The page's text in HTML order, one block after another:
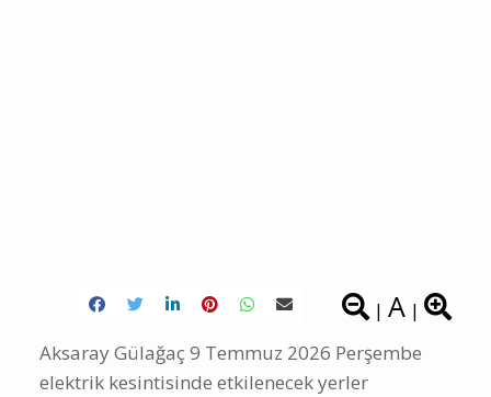
| A |
Aksaray Gülağaç 9 Temmuz 2026 Perşembe
elektrik kesintisinde etkilenecek yerler